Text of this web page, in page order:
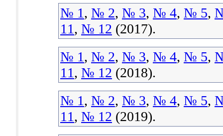
№ 1, № 2, № 3, № 4, № 5,
11, № 12 (2017).
№ 1, № 2, № 3, № 4, № 5,
11, № 12 (2018).
№ 1, № 2, № 3, № 4, № 5,
11, № 12 (2019).